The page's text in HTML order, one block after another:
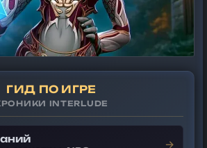
ГИД ПО ИГРЕ
INTERLUDE
→